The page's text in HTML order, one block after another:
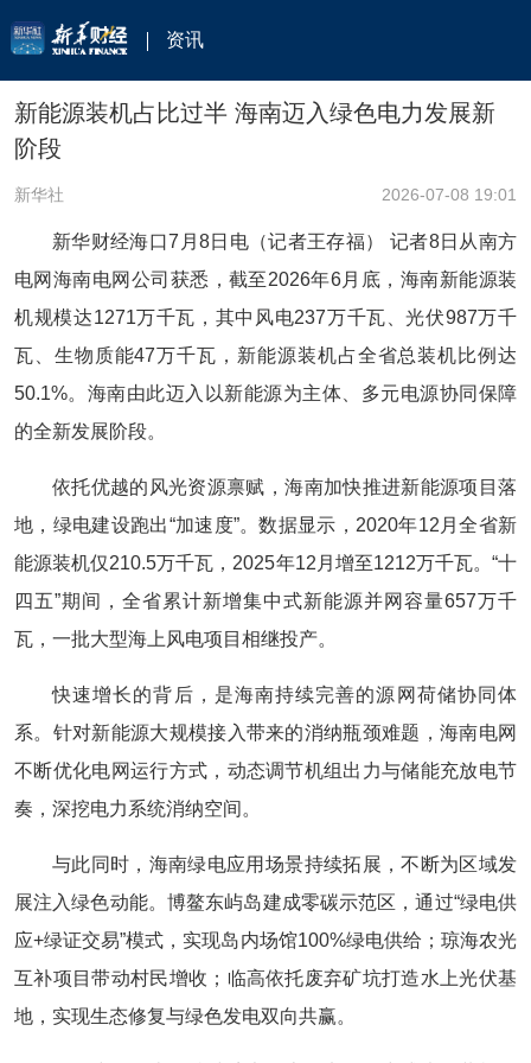
资讯
新能源装机占比过半 海南迈入绿色电力发展新
阶段
新华社 2026-07-08 19:01
新华财经海口7月8日电（记者王存福） 记者8日从南方
电网海南电网公司获悉，截至2026年6月底，海南新能源装
机规模达1271万千瓦，其中风电237万千瓦、光伏987万千
瓦、生物质能47万千瓦，新能源装机占全省总装机比例达
50.1%。海南由此迈入以新能源为主体、多元电源协同保障
的全新发展阶段。
依托优越的风光资源禀赋，海南加快推进新能源项目落
地，绿电建设跑出“加速度”。数据显示，2020年12月全省新
能源装机仅210.5万千瓦，2025年12月增至1212万千瓦。“十
四五”期间，全省累计新增集中式新能源并网容量657万千
瓦，一批大型海上风电项目相继投产。
快速增长的背后，是海南持续完善的源网荷储协同体
系。针对新能源大规模接入带来的消纳瓶颈难题，海南电网
不断优化电网运行方式，动态调节机组出力与储能充放电节
奏，深挖电力系统消纳空间。
与此同时，海南绿电应用场景持续拓展，不断为区域发
展注入绿色动能。博鳌东屿岛建成零碳示范区，通过“绿电供
应+绿证交易”模式，实现岛内场馆100%绿电供给；琼海农光
互补项目带动村民增收；临高依托废弃矿坑打造水上光伏基
地，实现生态修复与绿色发电双向共赢。